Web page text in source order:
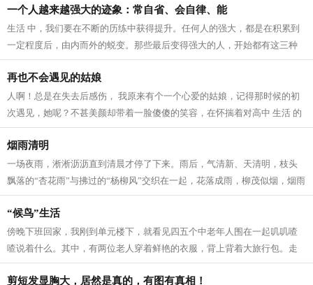
一个人越来越强大的迹象：常自省、会自律、能
生活 中，我们要在不断的历练中获得提升。任何人的强大，都是在积累到
一定程度后，由内而外的蜕变。那些最后变得强大的人，开始都有这三种
迹象。 常自省 人生 路上，每个人的境...
再也不会遇见的姑娘
人啊！总是在失去后感伤， 我原来有个一个心爱的姑娘，记得那时候的初
次遇见，她呢？不甚美颜却带着一脸傻傻的笑容，在怀揣着对高中 生活 的
向往，在人群中拥挤寻找着我的老师...
烟雨清明
一场夜雨，淅淅沥沥直到清晨才停了下来。雨后，气清新、天清明，枝头
飘落的“杏花雨”与拂过的“杨柳风”交织在一起，花落成雨，柳茂似烟，烟雨
清明寄深情。 清明，逐雨而来。...
“候鸟”生活
傍晚下班回家，我刚到单元楼下，就看见四五个中老年人围在一起叽叽喳
喳说着什么。其中，有两位老人穿着鲜艳的衣服，背上背着大旅行包。走
近一看，原来是婆婆和公公，我已经快...
剪短发显胸大，居然是真的，有图有真相！